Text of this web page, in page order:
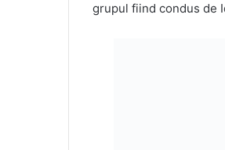
grupul fiind condus de